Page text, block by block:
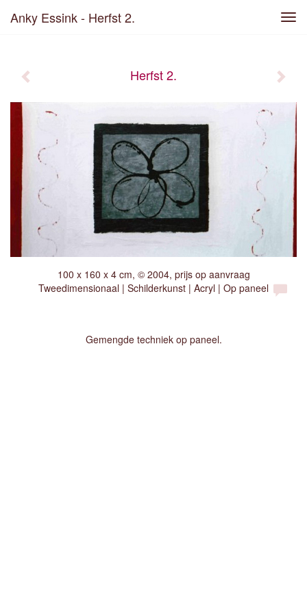
Anky Essink - Herfst 2.
Herfst 2.
100 x 160 x 4 cm, © 2004, prijs op aanvraag
Tweedimensionaal | Schilderkunst | Acryl | Op paneel
Gemengde techniek op paneel.